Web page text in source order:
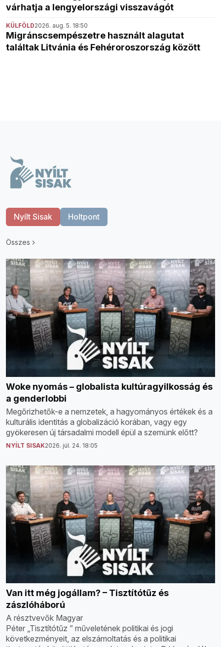
várhatja a lengyelországi visszavágót
KÜLFÖLD2026. aug. 5. 18:50
Migránscsempészetre használt alagutat
találtak Litvánia és Fehéroroszország között
Nyílt Sisak Holtpont
Összes
Woke nyomás – globalista kultúragyilkosság és
a genderlobbi
Megőrizhetők-e a nemzetek, a hagyományos értékek és a
kulturális identitás a globalizáció korában, vagy egy
gyökeresen új társadalmi modell épül a szemünk előtt?
NYÍLT SISAK2026. júl. 24. 18:05
Van itt még jogállam? – Tisztítótűz és
zászlóháború
A résztvevők Magyar
Péter „Tisztítótűz ” műveletének politikai és jogi
következményeit, az elszámoltatás és a politikai